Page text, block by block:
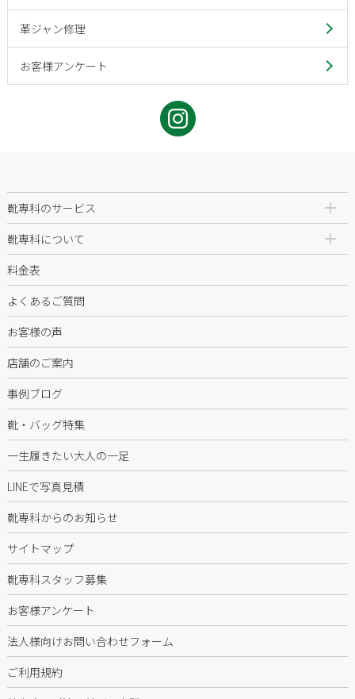
革ジャン修理
お客様アンケート
靴専科のサービス
靴専科について
料金表
よくあるご質問
お客様の声
店舗のご案内
事例ブログ
靴・バッグ特集
一生履きたい大人の一足
LINEで写真見積
靴専科からのお知らせ
サイトマップ
靴専科スタッフ募集
お客様アンケート
法人様向けお問い合わせフォーム
ご利用規約